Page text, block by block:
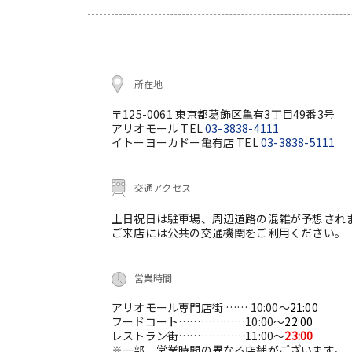
所在地
〒125-0061 東京都葛飾区亀有3丁目49番3号
アリオモール TEL03-3838-4111
イトーヨーカドー亀有店 TEL03-3838-5111
交通アクセス
土日祝日は駐車場、周辺道路の混雑が予想され
ご来店には公共の交通機関をご利用ください。
営業時間
アリオモール専門店街 …… 10:00～21:00
フードコート………………10:00～22:00
レストラン街………………11:00～23:00